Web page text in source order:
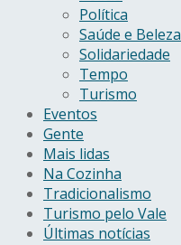
Política
Saúde e Beleza
Solidariedade
Tempo
Turismo
Eventos
Gente
Mais lidas
Na Cozinha
Tradicionalismo
Turismo pelo Vale
Últimas notícias